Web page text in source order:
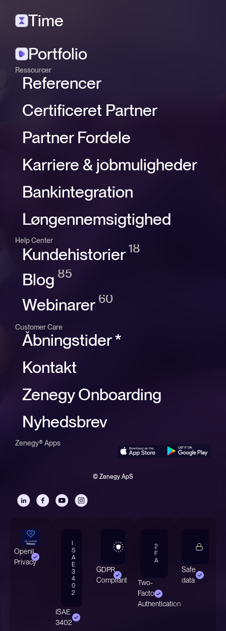
Time
Portfolio
Ressourcer
Referencer
Certificeret Partner
Partner Fordele
Karriere & jobmuligheder
Bankintegration
Løngennemsigtighed
Help Center
Kundehistorier 18
Blog 85
Webinarer 60
Customer Care
Åbningstider *
Kontakt
Zenegy Onboarding
Nyhedsbrev
Zenegy® Apps
© Zenegy ApS
Openli
Privacy
S
A
E
3
4
0
2
ISAE
3402
GDPR
Compliant
2
F
A
Two-
Factor
Authentication
Safe
data